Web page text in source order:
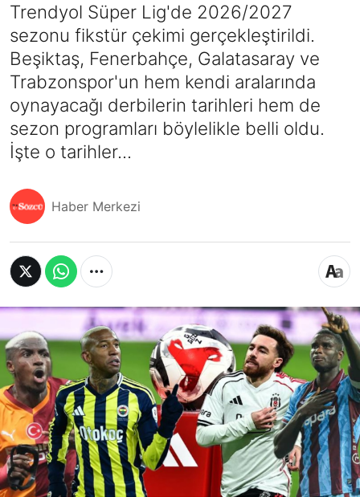
Trendyol Süper Lig'de 2026/2027
sezonu fikstür çekimi gerçekleştirildi.
Beşiktaş, Fenerbahçe, Galatasaray ve
Trabzonspor'un hem kendi aralarında
oynayacağı derbilerin tarihleri hem de
sezon programları böylelikle belli oldu.
İşte o tarihler...
Haber Merkezi